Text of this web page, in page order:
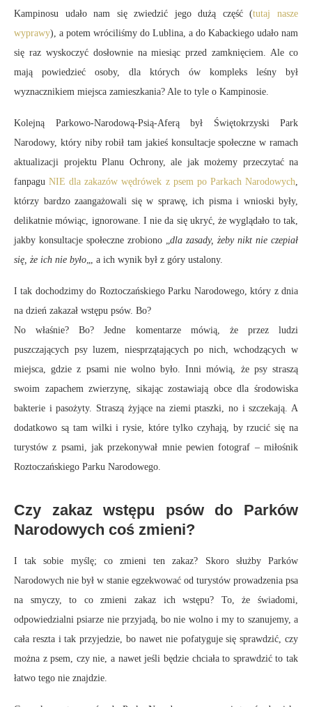
Kampinosu udało nam się zwiedzić jego dużą część (tutaj nasze
wyprawy), a potem wróciliśmy do Lublina, a do Kabackiego udało nam
się raz wyskoczyć dosłownie na miesiąc przed zamknięciem. Ale co
mają powiedzieć osoby, dla których ów kompleks leśny był
wyznacznikiem miejsca zamieszkania? Ale to tyle o Kampinosie.
Kolejną Parkowo-Narodową-Psią-Aferą był Świętokrzyski Park
Narodowy, który niby robił tam jakieś konsultacje społeczne w ramach
aktualizacji projektu Planu Ochrony, ale jak możemy przeczytać na
fanpaguNIE dla zakazów wędrówek z psem po Parkach Narodowych,
którzy bardzo zaangażowali się w sprawę, ich pisma i wnioski były,
delikatnie mówiąc, ignorowane. I nie da się ukryć, że wyglądało to tak,
jakby konsultacje społeczne zrobiono „dla zasady, żeby nikt nie czepiał
się, że ich nie było„, a ich wynik był z góry ustalony.
I tak dochodzimy do Roztoczańskiego Parku Narodowego, który z dnia
na dzień zakazał wstępu psów. Bo?
No właśnie? Bo? Jedne komentarze mówią, że przez ludzi
puszczających psy luzem, niesprzątających po nich, wchodzących w
miejsca, gdzie z psami nie wolno było. Inni mówią, że psy straszą
swoim zapachem zwierzynę, sikając zostawiają obce dla środowiska
bakterie i pasożyty. Straszą żyjące na ziemi ptaszki, no i szczekają. A
dodatkowo są tam wilki i rysie, które tylko czyhają, by rzucić się na
turystów z psami, jak przekonywał mnie pewien fotograf – miłośnik
Roztoczańskiego Parku Narodowego.
Czy zakaz wstępu psów do Parków
Narodowych coś zmieni?
I tak sobie myślę; co zmieni ten zakaz? Skoro służby Parków
Narodowych nie był w stanie egzekwować od turystów prowadzenia psa
na smyczy, to co zmieni zakaz ich wstępu? To, że świadomi,
odpowiedzialni psiarze nie przyjadą, bo nie wolno i my to szanujemy, a
cała reszta i tak przyjedzie, bo nawet nie pofatyguje się sprawdzić, czy
można z psem, czy nie, a nawet jeśli będzie chciała to sprawdzić to tak
łatwo tego nie znajdzie.